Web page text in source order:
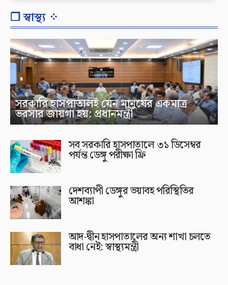
❐ স্বাস্থ্য ⁘
সরকারি হাসপাতালই যেন মানুষের একমাত্র
ভরসার জায়গা হয়: প্রধানমন্ত্রী
সব সরকারি হাসপাতালে ৩১ ডিসেম্বর
পর্যন্ত ডেঙ্গু পরীক্ষা ফ্রি
দেশব্যাপী ডেঙ্গুর ভয়াবহ পরিস্থিতির
আশঙ্কা
আদ-দ্বীন হাসপাতালের অন্য শাখা চলতে
বাধা নেই: স্বাস্থ্যমন্ত্রী